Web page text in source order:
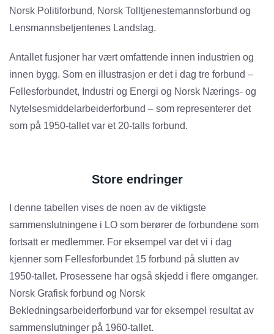
Norsk Politiforbund, Norsk Tolltjenestemannsforbund og
Lensmannsbetjentenes Landslag.
Antallet fusjoner har vært omfattende innen industrien og
innen bygg. Som en illustrasjon er det i dag tre forbund –
Fellesforbundet, Industri og Energi og Norsk Nærings- og
Nytelsesmiddelarbeiderforbund – som representerer det
som på 1950-tallet var et 20-talls forbund.
Store endringer
I denne tabellen vises de noen av de viktigste
sammenslutningene i LO som berører de forbundene som
fortsatt er medlemmer. For eksempel var det vi i dag
kjenner som Fellesforbundet 15 forbund på slutten av
1950-tallet. Prosessene har også skjedd i flere omganger.
Norsk Grafisk forbund og Norsk
Bekledningsarbeiderforbund var for eksempel resultat av
sammenslutninger på 1960-tallet.